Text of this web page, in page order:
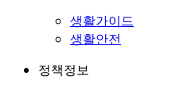
생활가이드
생활안전
정책정보